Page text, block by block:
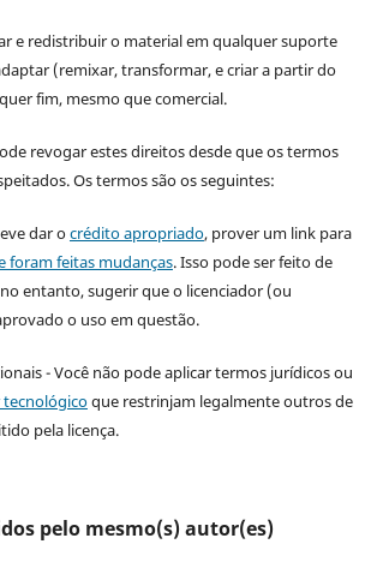
e redistribuir o material em qualquer suporte
(remixar, transformar, e criar a partir do
fim, mesmo que comercial.
revogar estes direitos desde que os termos
Os termos são os seguintes:
dar ocrédito apropriado, prover um link para
foram feitas mudanças. Isso pode ser feito de
entanto, sugerir que o licenciador (ou
o uso em questão.
- Você não pode aplicar termos jurídicos ou
tecnológicoque restrinjam legalmente outros de
pela licença.
pelo mesmo(s) autor(es)